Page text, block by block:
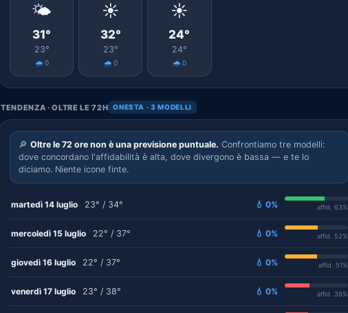
🌤️
31°
23°
🌧️ 0
☀️
32°
23°
🌧️ 0
☀️
24°
24°
🌧️ 0
TENDENZA · OLTRE LE 72H ONESTA · 3 MODELLI
🔎 Oltre le 72 ore non è una previsione puntuale. Confrontiamo tre modelli:
dove concordano l'affidabilità è alta, dove divergono è bassa — e te lo
diciamo. Niente icone finte.
martedì 14 luglio 23° / 34° 💧 0% affid. 63%
mercoledì 15 luglio 22° / 37° 💧 0% affid. 52%
giovedì 16 luglio 22° / 37° 💧 0% affid. 51%
venerdì 17 luglio 23° / 38° 💧 0% affid. 39%